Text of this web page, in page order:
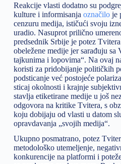
Reakcije vlasti dodatno su
kulture i informisanja označiloje
cenzuru medija, ističući svoju
uradio. Nasuprot prilično
predsednik Srbije je potez Tvitera
obeležene medije jer sarađuju sa
tajkunima i lopovima“. Na ovaj
koristi za pridobijanje političkih
podsticanje već postojeće
sticaj okolnosti i krajnje
stavlja etiketirane medije u još
odgovora na kritike Tvitera, s
koju dobijaju od vlasti u datom
opravdavanja „svojih medija“.
Ukupno posmatrano, potez
metodološko utemeljenje,
konkurencije na platformi i